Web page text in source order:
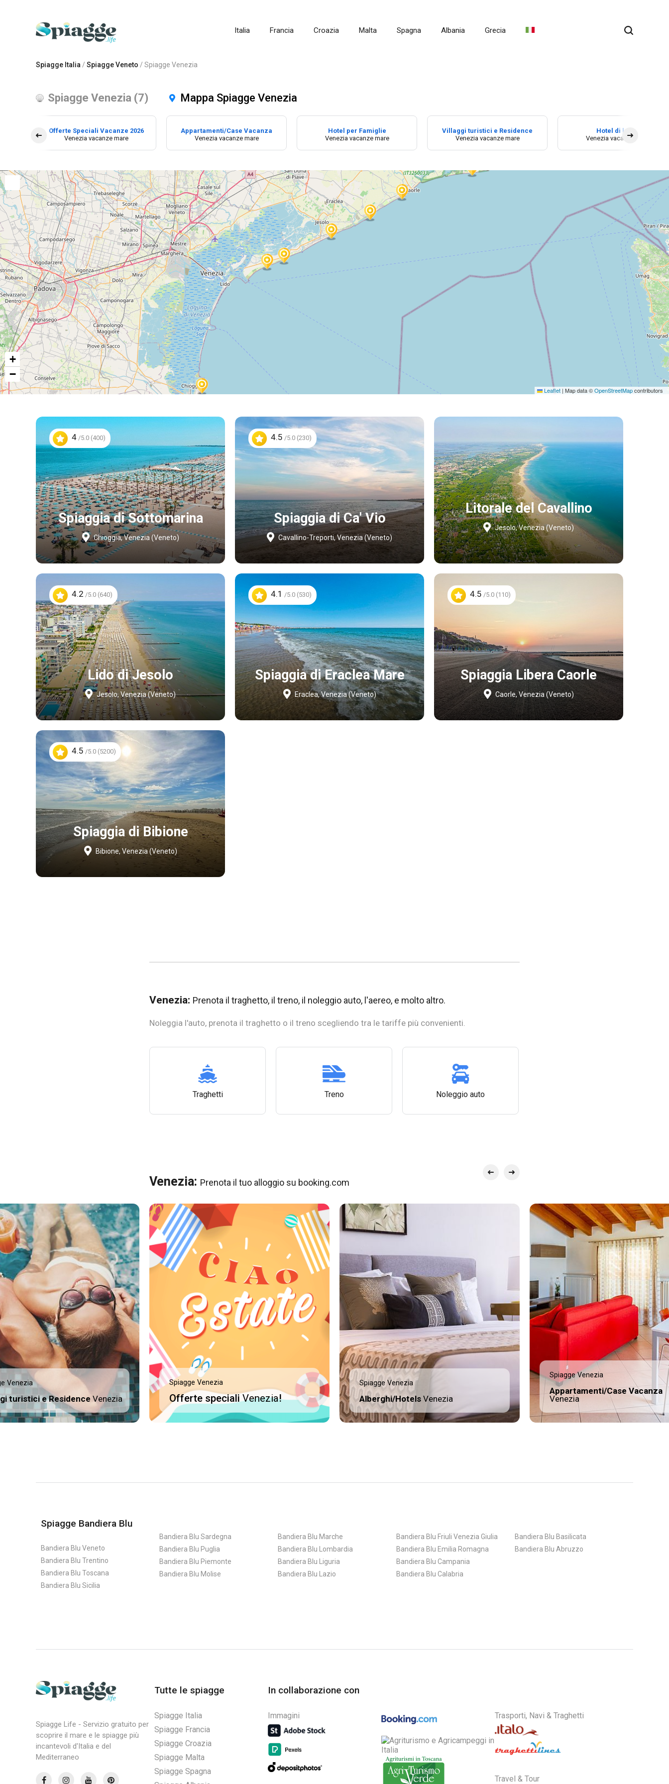
Italia Francia Croazia Malta Spagna Albania Grecia
Spiagge Italia / Spiagge Veneto / Spiagge Venezia
Spiagge Venezia (7) Mappa Spiagge Venezia
Offerte Speciali Vacanze 2026
Venezia vacanze mare
Appartamenti/Case Vacanza
Venezia vacanze mare
Hotel per Famiglie
Venezia vacanze mare
Villaggi turistici e Residence
Venezia vacanze mare
Hotel di lusso
Venezia vacanze mare
+
−
Leaflet | Map data ©OpenStreetMapcontributors
4 /5.0 (400)
Spiaggia di Sottomarina
Chioggia, Venezia (Veneto)
4.5 /5.0 (230)
Spiaggia di Ca' Vio
Cavallino-Treporti, Venezia (Veneto)
Litorale del Cavallino
Jesolo, Venezia (Veneto)
4.2 /5.0 (640)
Lido di Jesolo
Jesolo, Venezia (Veneto)
4.1 /5.0 (530)
Spiaggia di Eraclea Mare
Eraclea, Venezia (Veneto)
4.5 /5.0 (110)
Spiaggia Libera Caorle
Caorle, Venezia (Veneto)
4.5 /5.0 (5200)
Spiaggia di Bibione
Bibione, Venezia (Veneto)
Venezia: Prenota il traghetto, il treno, il noleggio auto, l'aereo, e molto altro.
Noleggia l'auto, prenota il traghetto o il treno scegliendo tra le tariffe più convenienti.
Traghetti Treno Noleggio auto
Venezia: Prenota il tuo alloggio su booking.com
Venezia
turistici e Residence Venezia
Spiagge Venezia
Offerte specialiVenezia!
Spiagge Venezia
Alberghi/Hotels Venezia
Spiagge Venezia
Appartamenti/Case Vacanza
Venezia
Spiagge Bandiera Blu
Bandiera Blu Veneto
Bandiera Blu Trentino
Bandiera Blu Toscana
Bandiera Blu Sicilia
Bandiera Blu Sardegna
Bandiera Blu Puglia
Bandiera Blu Piemonte
Bandiera Blu Molise
Bandiera Blu Marche
Bandiera Blu Lombardia
Bandiera Blu Liguria
Bandiera Blu Lazio
Bandiera Blu Friuli Venezia Giulia
Bandiera Blu Emilia Romagna
Bandiera Blu Campania
Bandiera Blu Calabria
Bandiera Blu Basilicata
Bandiera Blu Abruzzo
Spiagge Life - Servizio gratuito per
scoprire il mare e le spiagge più
incantevoli d'Italia e del
Mediterraneo
Tutte le spiagge
Spiagge Italia
Spiagge Francia
Spiagge Croazia
Spiagge Malta
Spiagge Spagna
In collaborazione con
Immagini Trasporti, Navi & Traghetti
Travel & Tour